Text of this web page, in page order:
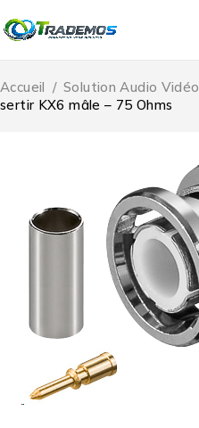
Accueil / Solution Audio Vidéo
sertir KX6 mâle – 75 Ohms